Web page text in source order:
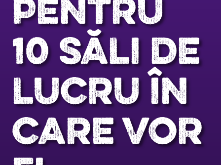
PENTRU
10 SĂLI DE
LUCRU ÎN
CARE VOR